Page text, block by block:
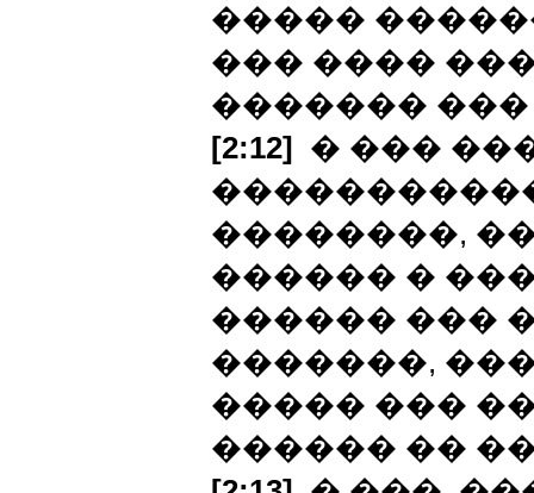
�����
��� ����
������� ���
[2:12] � ���
��������,
������ �
������ ���
�������,
����� ���
������ ��